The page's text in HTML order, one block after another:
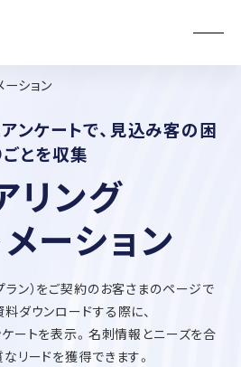
ーション
ンケートで、⾒込み客の困
ごとを収集
リング
ーション
ラン）をご契約のお客さまのページで
ダウンロードする際に、
ートを表⽰。名刺情報とニーズを合
リードを獲得できます。